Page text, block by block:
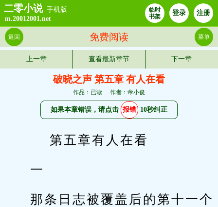
二零小说 手机版
m.20012001.net
临时
书架
登录 注册
免费阅读
返回 菜单
上一章 查看最新章节 下一章
破晓之声 第五章 有人在看
作品：已读 作者：帝小俊
如果本章错误，请点击 报错 10秒纠正
    第五章有人在看
一
那条日志被覆盖后的第十一个